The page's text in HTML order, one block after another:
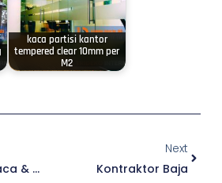
kaca partisi kantor
tempered clear 10mm per
M2
Pintu Minimalis Kaca & Aluminium
Next
Kontraktor Baja